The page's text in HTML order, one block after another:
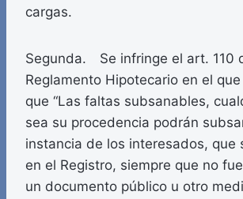
cargas.
Segunda. Se infringe el art. 110
Reglamento Hipotecario en el
que “Las faltas subsanables,
sea su procedencia podrán
instancia de los interesados, que
en el Registro, siempre que no
un documento público u otro